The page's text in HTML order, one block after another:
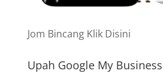
Jom Bincang Klik Disini
Upah Google My Business